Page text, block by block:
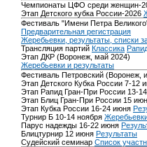
Чемпионаты ЦФО среди женщин-
Этап Детского кубка России-2026
Фестиваль "Имени Петра
Предварительная регистрация
Жеребьевки, результаты, списки
Трансляция партий Классика
Этап ДКР (Воронеж, май 2024)
Жеребьевки и результаты
Фестиваль Петровский (Воронеж,
Этап Детского Кубка России 7-12
Этап Рапид Гран-При России 13-
Этап Блиц Гран-При России 15
Этап Кубка России 16-24 июня
Турнир Б 10-14 ноября
Парус надежды 16-22 июня
Блицтурнир 12 июня Результаты
Судейский семинар Список